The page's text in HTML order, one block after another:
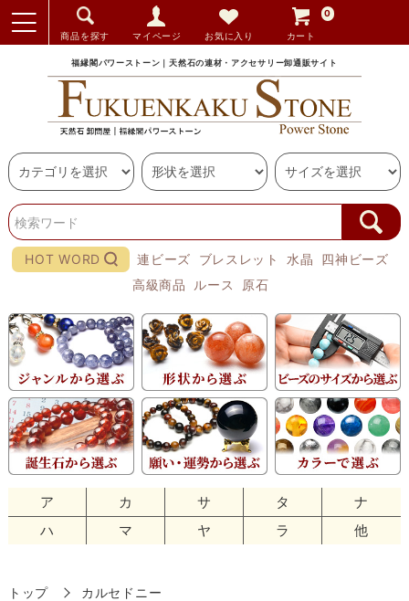
商品を探す マイページ お気に入り カート
0
福縁閣パワーストーン｜天然石の連材・アクセサリー卸通販サイト
HOT WORD 連ビーズ ブレスレット 水晶
四神ビーズ
高級商品
ルース 原石
ア カ サ タ
ナ
ハ
マ ヤ ラ 他
トップ
カルセドニー